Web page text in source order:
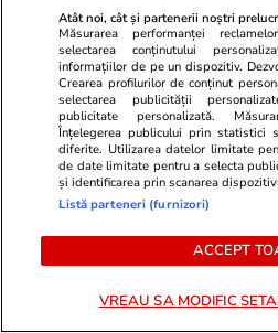
PARTENERI
Atât noi, cât și partenerii noștri
Măsurarea performanței
selectarea conținutului
informațiilor de pe un dispozitiv.
Crearea profilurilor de conținut
selectarea publicității
publicitate personalizată.
Înțelegerea publicului prin statistici
diferite. Utilizarea datelor limitate
de date limitate pentru a selecta
și identificarea prin scanarea
Listă parteneri (furnizori)
ACCEPT
VREAU SA MODIFIC